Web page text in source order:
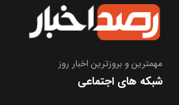
مهمترین و بروز‌ترین اخبار روز
شبکه های اجتماعی